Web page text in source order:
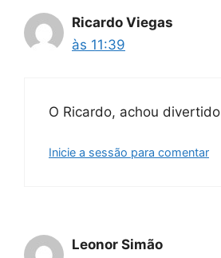
Ricardo Viegas
às 11:39
O Ricardo, achou divertido
Inicie a sessão para comentar
Leonor Simão